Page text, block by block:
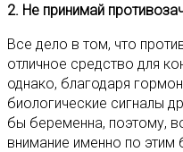
2. Не принимай
Все дело в том, что
отличное средство для
однако, благодаря
биологические сигналы
бы беременна, поэтому,
внимание именно по этим